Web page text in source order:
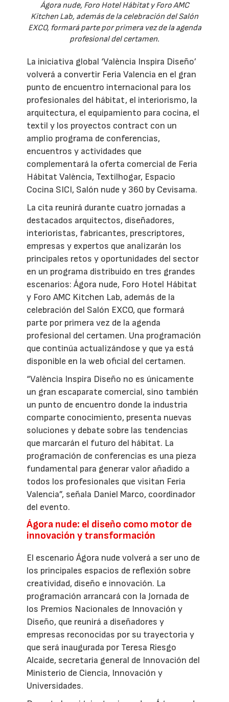
Ágora nude, Foro Hotel Hábitat y Foro AMC
Kitchen Lab, además de la celebración del Salón
EXCO, formará parte por primera vez de la agenda
profesional del certamen.
La iniciativa global ‘València Inspira Diseño’
volverá a convertir Feria Valencia en el gran
punto de encuentro internacional para los
profesionales del hábitat, el interiorismo, la
arquitectura, el equipamiento para cocina, el
textil y los proyectos contract con un
amplio programa de conferencias,
encuentros y actividades que
complementará la oferta comercial de Feria
Hábitat València, Textilhogar, Espacio
Cocina SICI, Salón nude y 360 by Cevisama.
La cita reunirá durante cuatro jornadas a
destacados arquitectos, diseñadores,
interioristas, fabricantes, prescriptores,
empresas y expertos que analizarán los
principales retos y oportunidades del sector
en un programa distribuido en tres grandes
escenarios: Ágora nude, Foro Hotel Hábitat
y Foro AMC Kitchen Lab, además de la
celebración del Salón EXCO, que formará
parte por primera vez de la agenda
profesional del certamen. Una programación
que continúa actualizándose y que ya está
disponible en la web oficial del certamen.
“València Inspira Diseño no es únicamente
un gran escaparate comercial, sino también
un punto de encuentro donde la industria
comparte conocimiento, presenta nuevas
soluciones y debate sobre las tendencias
que marcarán el futuro del hábitat. La
programación de conferencias es una pieza
fundamental para generar valor añadido a
todos los profesionales que visitan Feria
Valencia”, señala Daniel Marco, coordinador
del evento.
Ágora nude: el diseño como motor de
innovación y transformación
El escenario Ágora nude volverá a ser uno de
los principales espacios de reflexión sobre
creatividad, diseño e innovación. La
programación arrancará con la Jornada de
los Premios Nacionales de Innovación y
Diseño, que reunirá a diseñadores y
empresas reconocidas por su trayectoria y
que será inaugurada por Teresa Riesgo
Alcaide, secretaria general de Innovación del
Ministerio de Ciencia, Innovación y
Universidades.